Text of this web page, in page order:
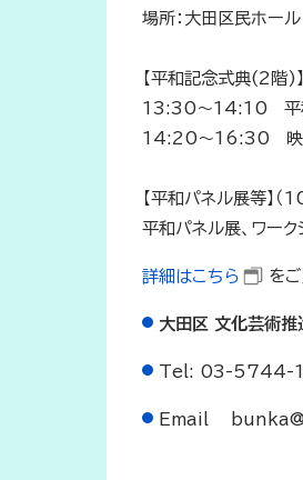
場所：大田区民ホー
【平和記念式典(2階)
13:30～14:10 平
14:20～16:30 映画
【平和パネル展等】
平和パネル展、ワー
詳細はこちら をご
大田区 文化芸術
Tel: 03-5744-
Email